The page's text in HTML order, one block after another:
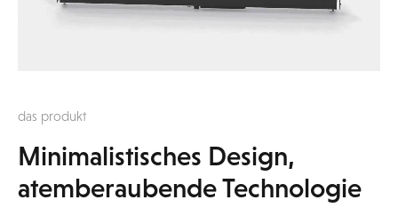
das produkt
Minimalistisches Design,
atemberaubende Technologie